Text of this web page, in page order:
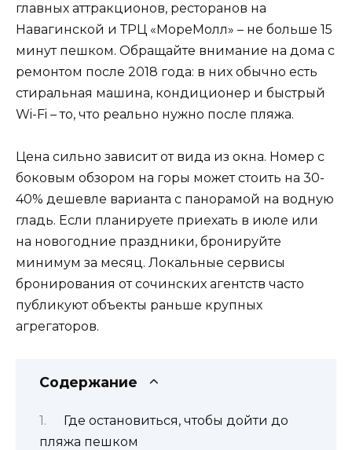
главных аттракционов, ресторанов на
Навагинской и ТРЦ «МореМолл» – не больше 15
минут пешком. Обращайте внимание на дома с
ремонтом после 2018 года: в них обычно есть
стиральная машина, кондиционер и быстрый
Wi-Fi – то, что реально нужно после пляжа.
Цена сильно зависит от вида из окна. Номер с
боковым обзором на горы может стоить на 30-
40% дешевле варианта с панорамой на водную
гладь. Если планируете приехать в июле или
на новогодние праздники, бронируйте
минимум за месяц. Локальные сервисы
бронирования от сочинских агентств часто
публикуют объекты раньше крупных
агрегаторов.
Содержание
Где остановиться, чтобы дойти до
пляжа пешком